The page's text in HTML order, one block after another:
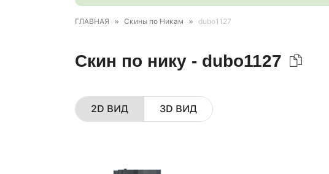
ГЛАВНАЯ » Скины по Никам » dubo1127
Скин по нику - dubo1127
2D ВИД 3D ВИД